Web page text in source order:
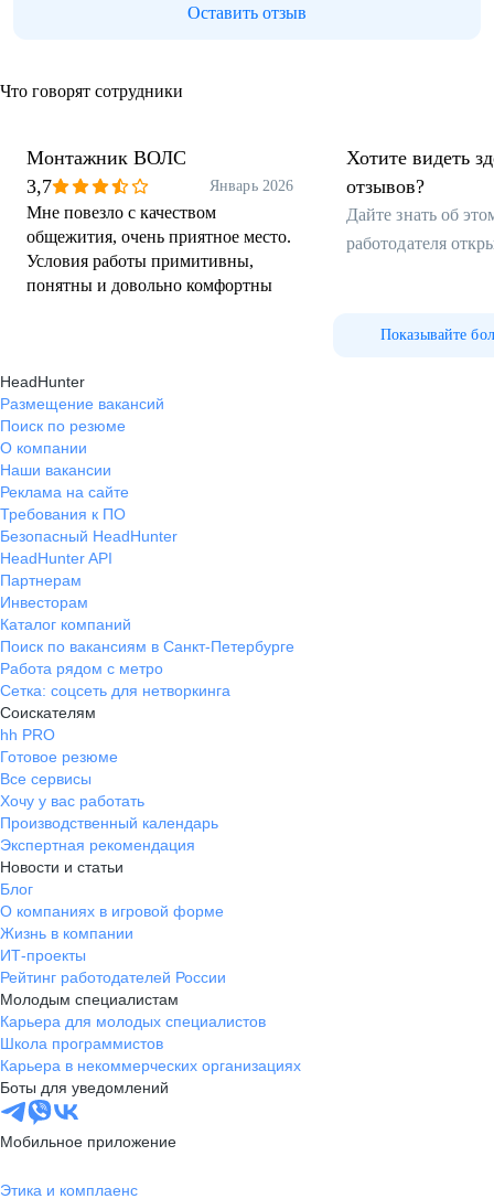
Оставить отзыв
Что говорят сотрудники
Монтажник ВОЛС
3,7
Январь 2026
Мне повезло с качеством
общежития, очень приятное место.
Условия работы примитивны,
понятны и довольно комфортны
Хотите видеть
отзывов?
Дайте знать об
работодателя
Показывайте
HeadHunter
Размещение вакансий
Поиск по резюме
О компании
Наши вакансии
Реклама на сайте
Требования к ПО
Безопасный HeadHunter
HeadHunter API
Партнерам
Инвесторам
Каталог компаний
Поиск по вакансиям в Санкт-Петербурге
Работа рядом с метро
Сетка: соцсеть для нетворкинга
Соискателям
hh PRO
Готовое резюме
Все сервисы
Хочу у вас работать
Производственный календарь
Экспертная рекомендация
Новости и статьи
Блог
О компаниях в игровой форме
Жизнь в компании
ИТ-проекты
Рейтинг работодателей России
Молодым специалистам
Карьера для молодых специалистов
Школа программистов
Карьера в некоммерческих организациях
Боты для уведомлений
Мобильное приложение
Этика и комплаенс